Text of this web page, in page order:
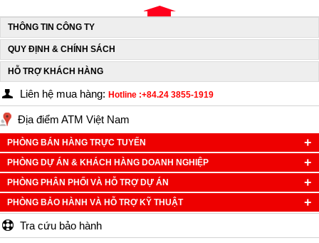
THÔNG TIN CÔNG TY
QUY ĐỊNH & CHÍNH SÁCH
HỖ TRỢ KHÁCH HÀNG
Liên hệ mua hàng: Hotline :+84.24 3855-1919
Địa điểm ATM Việt Nam
PHÒNG BÁN HÀNG TRỰC TUYẾN
PHÒNG DỰ ÁN & KHÁCH HÀNG DOANH NGHIỆP
PHÒNG PHÂN PHỐI VÀ HỖ TRỢ DỰ ÁN
PHÒNG BẢO HÀNH VÀ HỖ TRỢ KỸ THUẬT
Tra cứu bảo hành